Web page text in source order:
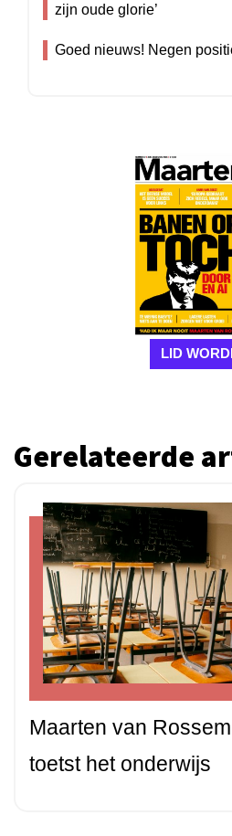
zijn oude glorie’
Goed nieuws! Negen
LID
Gerelateerde
Maarten van Rossem
toetst het onderwijs